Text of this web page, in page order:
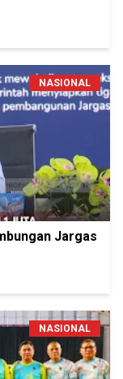
NASIONAL
Jargas
NASIONAL